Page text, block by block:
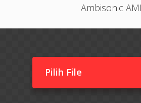
Ambisonic
Pilih File